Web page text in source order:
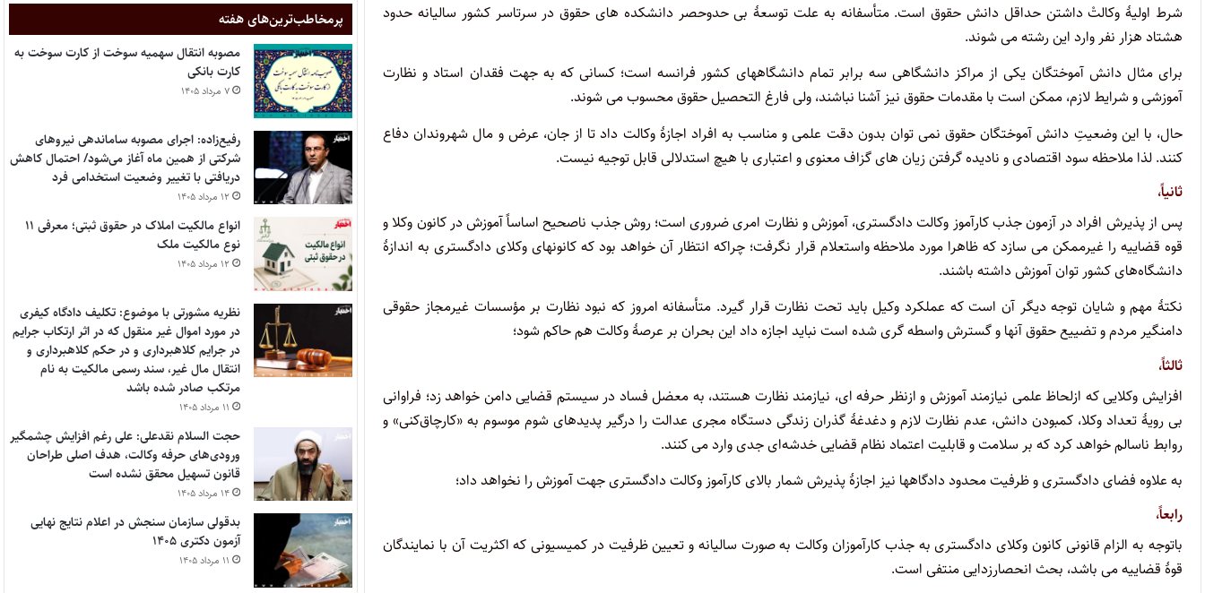
شرط اولیۀ وکالتْ داشتن حداقل دانش حقوق است. متأسفانه به علت توسعۀ بی حدوحصر دانشکده های حقوق در سرتاسر کشور سالیانه حدود
هشتاد هزار نفر وارد این رشته می شوند.
برای مثال دانش آموختگان یکی از مراکز دانشگاهی سه برابر تمام دانشگاههای کشور فرانسه است؛ کسانی که به جهت فقدان استاد و نظارت
آموزشی و شرایط لازم، ممکن است با مقدمات حقوق نیز آشنا نباشند، ولی فارغ التحصیل حقوق محسوب می شوند.
حال، با این وضعیتِ دانش آموختگان حقوق نمی توان بدون دقت علمی و مناسب به افراد اجازۀ وکالت داد تا از جان، عرض و مال شهروندان دفاع
کنند. لذا ملاحظه سود اقتصادی و نادیده گرفتن زیان های گزاف معنوی و اعتباری با هیچ استدلالی قابل توجیه نیست.
ثانیاً،
پس از پذیرش افراد در آزمون جذب کارآموز وکالت دادگستری، آموزش و نظارت امری ضروری است؛ روش جذب ناصحیح اساساً آموزش در کانون وکلا و
قوه قضاییه را غیرممکن می سازد که ظاهرا مورد ملاحظه واستعلام قرار نگرفت؛ چراکه انتظار آن خواهد بود که کانونهای وکلای دادگستری به اندازۀ
دانشگاه‌های کشور توان آموزش داشته باشند.
نکتۀ مهم و شایان توجه دیگر آن است که عملکرد وکیل باید تحت نظارت قرار گیرد. متأسفانه امروز که نبود نظارت بر مؤسسات غیرمجاز حقوقی
دامنگیر مردم و تضییع حقوق آنها و گسترش واسطه گری شده است نباید اجازه داد این بحران بر عرصۀ وکالت هم حاکم شود؛
ثالثاً،
افزایش وکلایی که ازلحاظ علمی نیازمند آموزش و ازنظر حرفه ای، نیازمند نظارت هستند، به معضل فساد در سیستم قضایی دامن خواهد زد؛ فراوانی
بی رویۀ تعداد وکلا، کمبودن دانش، عدم نظارت لازم و دغدغۀ گذران زندگی دستگاه مجری عدالت را درگیر پدیدهای شوم موسوم به «کارچاق‌کنی» و
روابط ناسالم خواهد کرد که بر سلامت و قابلیت اعتماد نظام قضایی خدشه‌ای جدی وارد می کنند.
به علاوه فضای دادگستری و ظرفیت محدود دادگاهها نیز اجازۀ پذیرش شمار بالای کارآموز وکالت دادگستری جهت آموزش را نخواهد داد؛
رابعاً،
باتوجه به الزام قانونی کانون وکلای دادگستری به جذب کارآموزان وکالت به صورت سالیانه و تعیین ظرفیت در کمیسیونی که اکثریت آن با نمایندگان
قوۀ قضاییه می باشد، بحث انحصارزدایی منتفی است.
پر‌مخاطب‌ترین‌های هفته
مصوبه انتقال سهمیه سوخت از کارت سوخت به
کارت بانکی
۷ مرداد ۱۴۰۵
رفیع‌زاده: اجرای مصوبه ساماندهی نیروهای
شرکتی از همین ماه آغاز می‌شود/ احتمال کاهش
دریافتی با تغییر وضعیت استخدامی فرد
۱۲ مرداد ۱۴۰۵
انواع مالکیت املاک در حقوق ثبتی؛ معرفی ۱۱
نوع مالکیت ملک
۱۲ مرداد ۱۴۰۵
نظریه مشورتی با موضوع: تکلیف دادگاه کیفری
در مورد اموال غیر منقول که در اثر ارتکاب جرایم
در جرایم کلاهبرداری و در حکم کلاهبرداری و
انتقال مال غیر، سند رسمی مالکیت به نام
مرتکب صادر شده باشد
۱۱ مرداد ۱۴۰۵
حجت السلام نقدعلی: علی رغم افزایش چشمگیر
ورودی‌های حرفه وکالت، هدف اصلی طراحان
قانون تسهیل محقق نشده است
۱۴ مرداد ۱۴۰۵
بدقولی سازمان سنجش در اعلام نتایج نهایی
آزمون دکتری ۱۴۰۵
۱۱ مرداد ۱۴۰۵